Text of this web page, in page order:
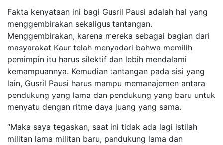
Fakta kenyataan ini bagi Gusril Pausi adalah hal yang
menggembirakan sekaligus tantangan.
Menggembirakan, karena mereka sebagai bagian dari
masyarakat Kaur telah menyadari bahwa memilih
pemimpin itu harus silektif dan lebih mendalami
kemampuannya. Kemudian tantangan pada sisi yang
lain, Gusril Pausi harus mampu memanajemen antara
pendukung yang lama dan pendukung yang baru untuk
menyatu dengan ritme daya juang yang sama.
“Maka saya tegaskan, saat ini tidak ada lagi istilah
militan lama militan baru, pandukung lama dan